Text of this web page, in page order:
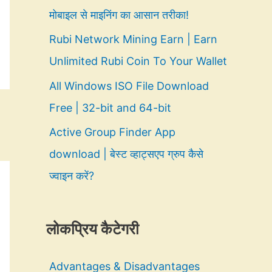
मोबाइल से माइनिंग का आसान तरीका!
Rubi Network Mining Earn | Earn
Unlimited Rubi Coin To Your Wallet
All Windows ISO File Download
Free | 32-bit and 64-bit
Active Group Finder App
download | बेस्ट व्हाट्सएप ग्रुप कैसे
ज्वाइन करें?
लोकप्रिय कैटेगरी
Advantages & Disadvantages